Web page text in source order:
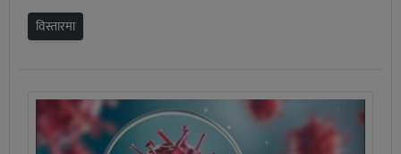
विस्तारमा